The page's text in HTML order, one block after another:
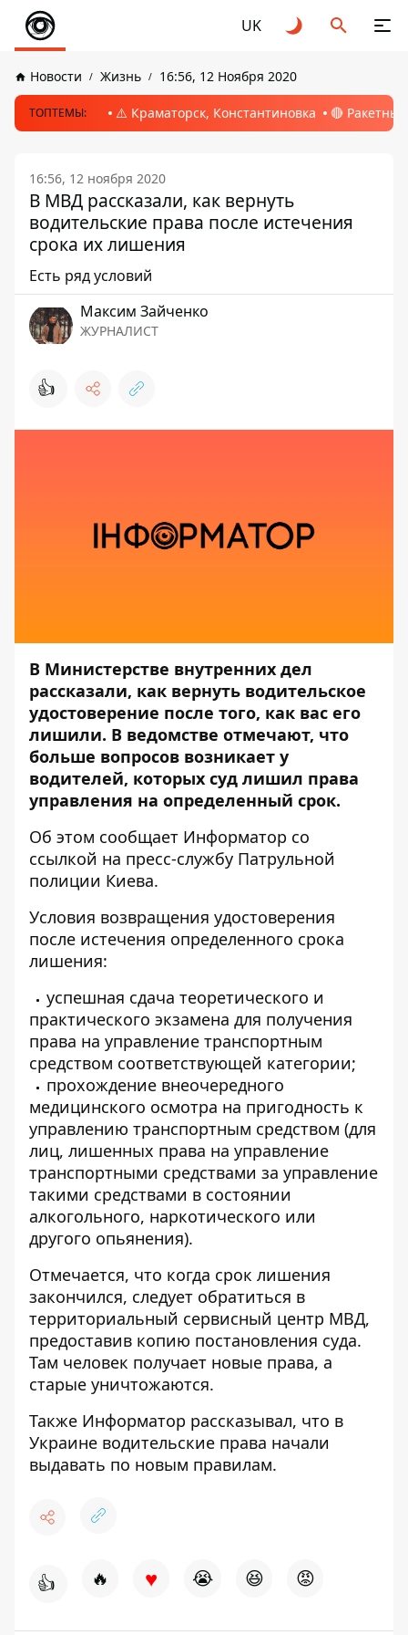
UK
Новости Жизнь 16:56, 12 Ноября 2020
ТОПТЕМЫ: ⚠️ Краматорск, Константиновка 🔴
16:56, 12 ноября 2020
В МВД рассказали, как вернуть
водительские права после истечения
срока их лишения
Есть ряд условий
Максим Зайченко
ЖУРНАЛИСТ
👍
В Министерстве внутренних дел
рассказали, как вернуть водительское
удостоверение после того, как вас его
лишили. В ведомстве отмечают, что
больше вопросов возникает у
водителей, которых суд лишил права
управления на определенный срок.
Об этом сообщает Информатор со
ссылкой на пресс-службу Патрульной
полиции Киева.
Условия возвращения удостоверения
после истечения определенного срока
лишения:
успешная сдача теоретического и
практического экзамена для получения
права на управление транспортным
средством соответствующей категории;
прохождение внеочередного
медицинского осмотра на пригодность к
управлению транспортным средством (для
лиц, лишенных права на управление
транспортными средствами за управление
такими средствами в состоянии
алкогольного, наркотического или
другого опьянения).
Отмечается, что когда срок лишения
закончился, следует обратиться в
территориальный сервисный центр МВД,
предоставив копию постановления суда.
Там человек получает новые права, а
старые уничтожаются.
Также Информатор рассказывал, что в
Украине водительские права начали
выдавать по новым правилам.
👍 🔥 ♥ 😭 😆 😡